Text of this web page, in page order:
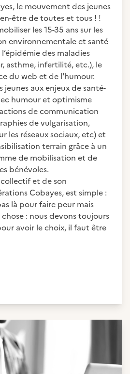
le mouvement des jeunes
être de toutes et tous ! !
les 15-35 ans sur les
environnementale et santé
des maladies
asthme, infertilité, etc.), le
du web et de l'humour.
jeunes aux enjeux de santé-
humour et optimisme
de communication
de vulgarisation,
les réseaux sociaux, etc) et
terrain grâce à un
de mobilisation et de
bénévoles.
et de son
Cobayes, est simple :
là pour faire peur mais
: nous devons toujours
avoir le choix, il faut être